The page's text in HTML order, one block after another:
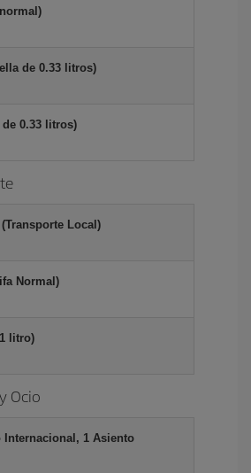
de 0.33 litros)
0.33 litros)
Local)
Normal)
litro)
Ocio
Internacional, 1 Asiento